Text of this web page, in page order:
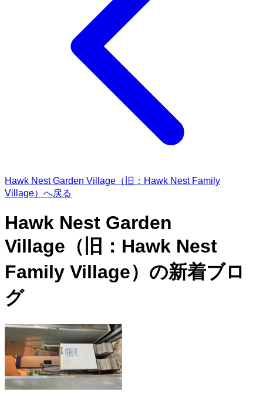
Hawk Nest Garden Village（旧：Hawk Nest Family
Village）へ戻る
Hawk Nest Garden
Village（旧：Hawk Nest
Family Village）の新着ブロ
グ